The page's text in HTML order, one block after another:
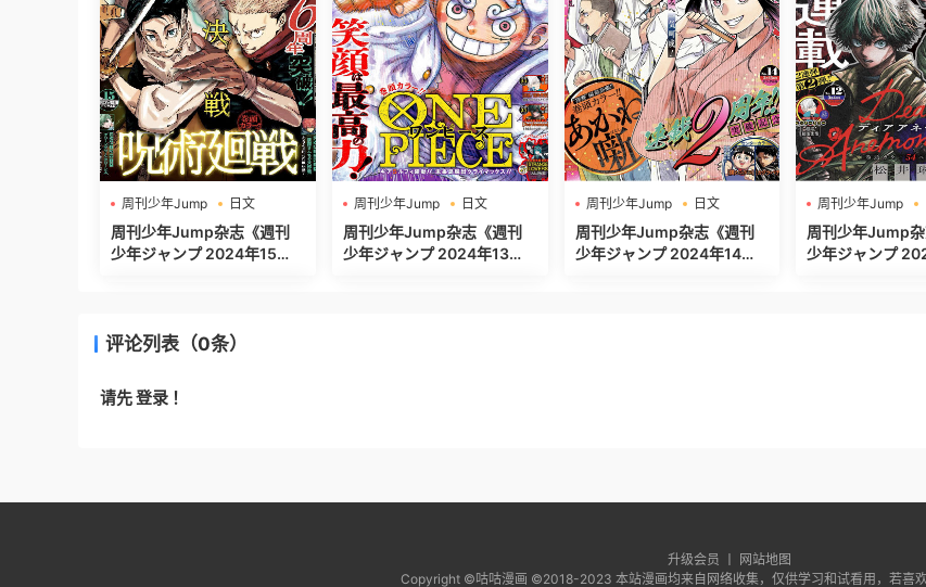
周刊少年Jump
日文
週刊少年ジャンプ
周刊少年Jump杂志《週刊
少年ジャンプ 2024年15
周刊少年Jump
日文
週刊少年ジャンプ
周刊少年Jump杂志《週刊
少年ジャンプ 2024年13
周刊少年Jump
日文
週刊少年ジャンプ
周刊少年Jump杂志《週刊
少年ジャンプ 2024年14
周刊少年Jump
週刊少年ジャンプ
周刊少年Jump杂
少年ジャンプ 2024年12
评论列表（0条）
请先登录 ！
升级会员 丨 网站地图
Copyright ©咕咕漫画 ©2018-2023 本站漫画均来自网络收集，仅供学习和试看用，若喜欢